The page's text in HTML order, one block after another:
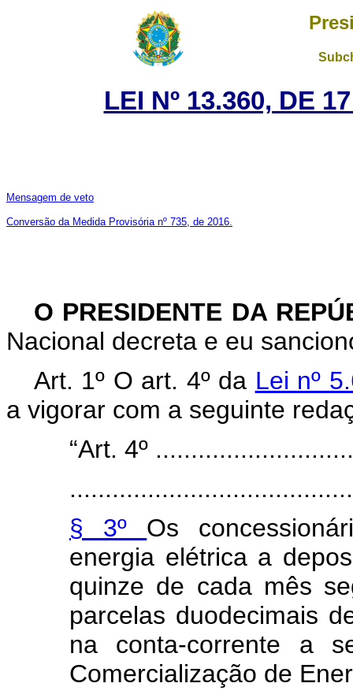
LEI Nº 13.360, DE
Mensagem de veto
Conversão da Medida Provisória nº 735, de 2016.
O PRESIDENTE DA
Nacional decreta e eu
Art. 1º O art. 4º da Lei nº
a vigorar com a seguinte
“Art. 4º
§ 3º Os
energia elétrica a
quinze de cada mês
parcelas duodecimais
na conta-corrente a
Comercialização de